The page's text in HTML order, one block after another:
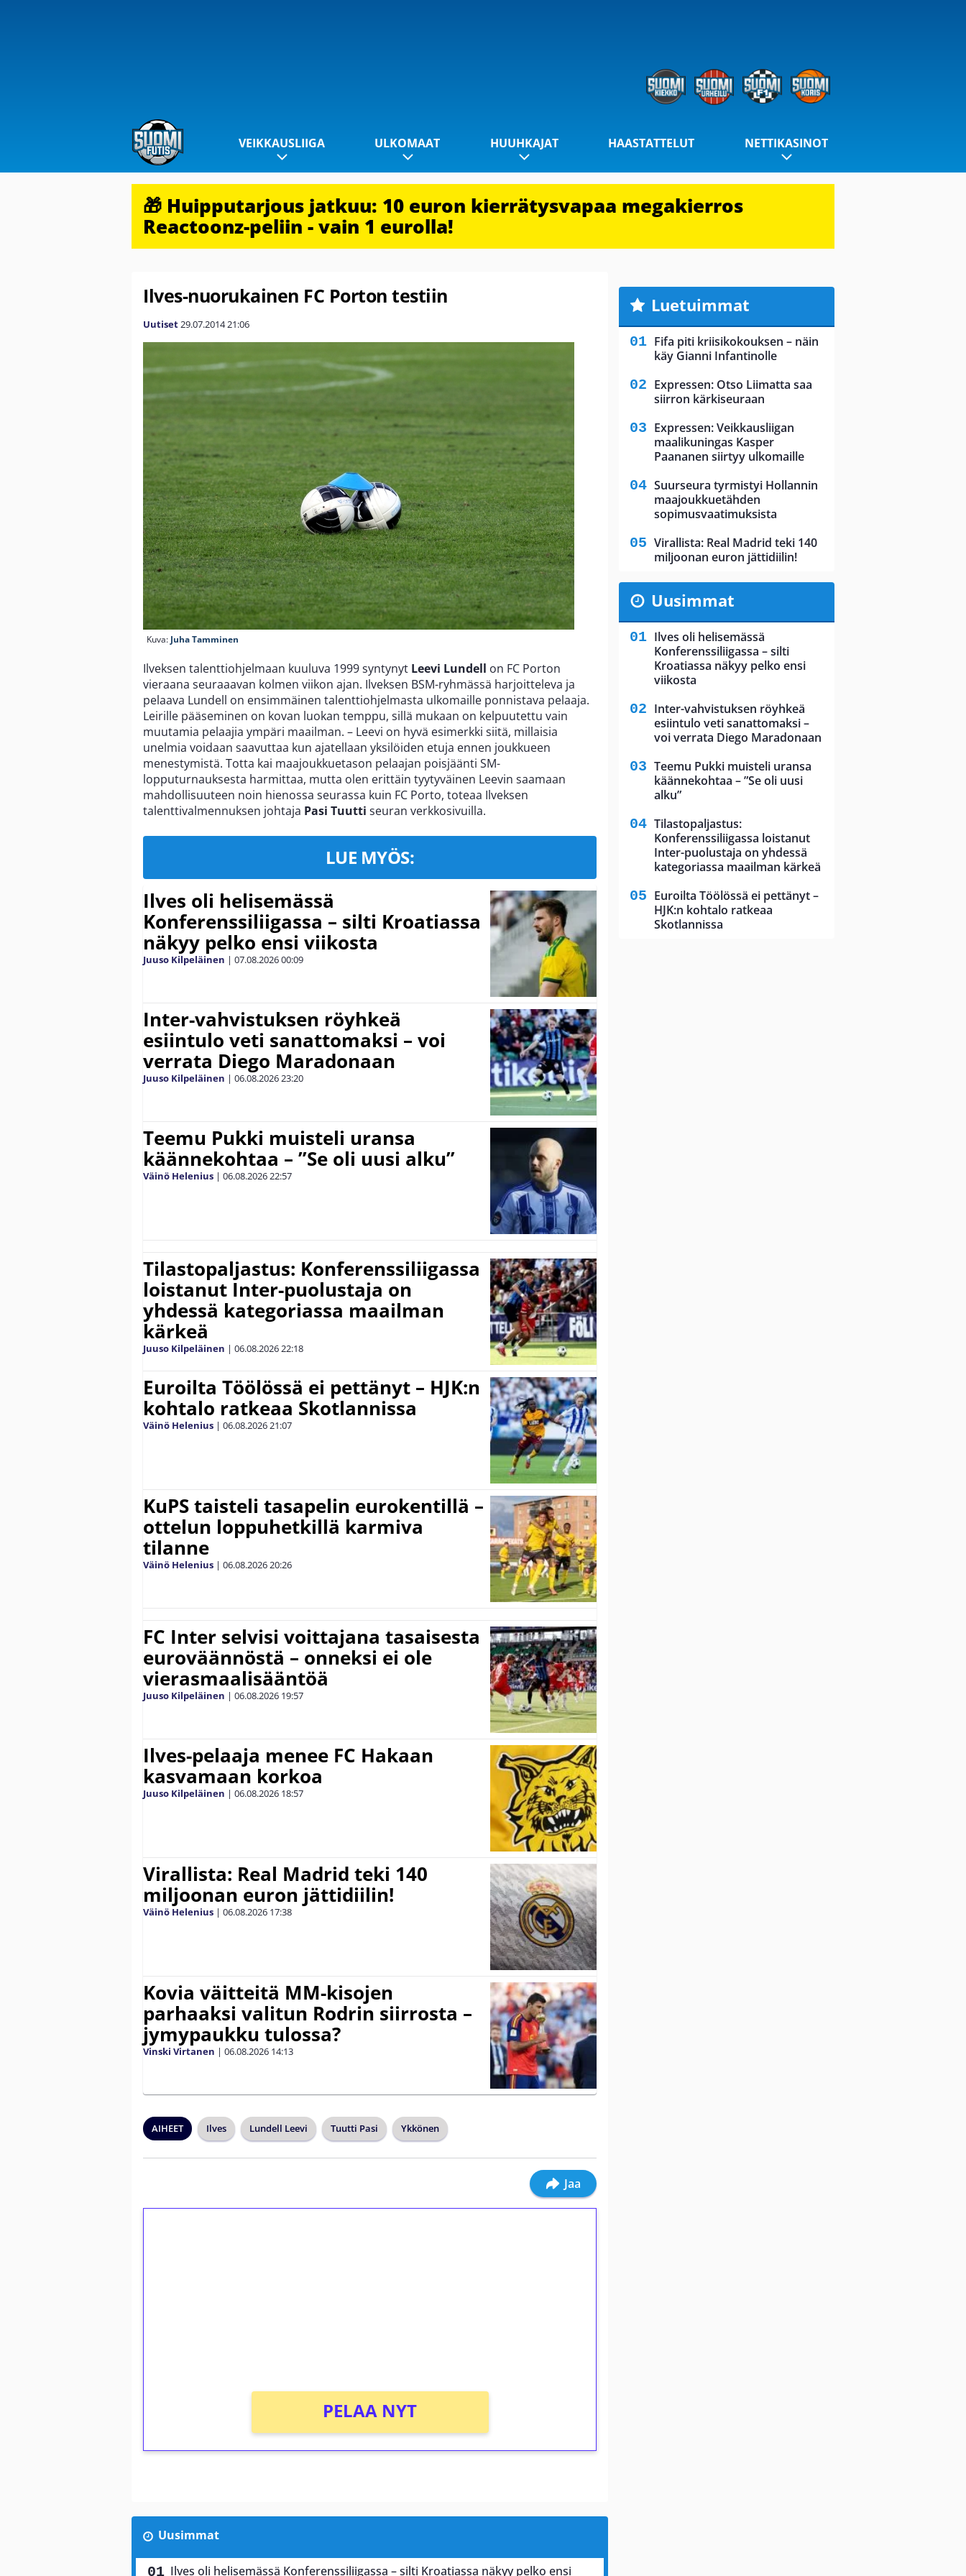
VEIKKAUSLIIGA ULKOMAAT HUUHKAJAT HAASTATTELUT NETTIKASINOT
🎁 Huipputarjous jatkuu: 10 euron kierrätysvapaa megakierros
Reactoonz-peliin - vain 1 eurolla!
Ilves-nuorukainen FC Porton testiin
Uutiset29.07.201421:06
Kuva: Juha Tamminen
Ilveksen talenttiohjelmaan kuuluva 1999 syntynyt Leevi Lundell on FC Porton
vieraana seuraaavan kolmen viikon ajan. Ilveksen BSM-ryhmässä harjoitteleva ja
pelaava Lundell on ensimmäinen talenttiohjelmasta ulkomaille ponnistava pelaaja.
Leirille pääseminen on kovan luokan temppu, sillä mukaan on kelpuutettu vain
muutamia pelaajia ympäri maailman. – Leevi on hyvä esimerkki siitä, millaisia
unelmia voidaan saavuttaa kun ajatellaan yksilöiden etuja ennen joukkueen
menestymistä. Totta kai maajoukkuetason pelaajan poisjäänti SM-
lopputurnauksesta harmittaa, mutta olen erittäin tyytyväinen Leevin saamaan
mahdollisuuteen noin hienossa seurassa kuin FC Porto, toteaa Ilveksen
talenttivalmennuksen johtaja Pasi Tuutti seuran verkkosivuilla.
LUE MYÖS:
Ilves oli helisemässä
Konferenssiliigassa – silti Kroatiassa
näkyy pelko ensi viikosta
Juuso Kilpeläinen | 07.08.202600:09
Inter-vahvistuksen röyhkeä
esiintulo veti sanattomaksi – voi
verrata Diego Maradonaan
Juuso Kilpeläinen | 06.08.202623:20
Teemu Pukki muisteli uransa
käännekohtaa – ”Se oli uusi alku”
Väinö Helenius | 06.08.202622:57
Tilastopaljastus: Konferenssiliigassa
loistanut Inter-puolustaja on
yhdessä kategoriassa maailman
kärkeä
Juuso Kilpeläinen | 06.08.202622:18
Euroilta Töölössä ei pettänyt – HJK:n
kohtalo ratkeaa Skotlannissa
Väinö Helenius | 06.08.202621:07
KuPS taisteli tasapelin eurokentillä –
ottelun loppuhetkillä karmiva
tilanne
Väinö Helenius | 06.08.202620:26
FC Inter selvisi voittajana tasaisesta
euroväännöstä – onneksi ei ole
vierasmaalisääntöä
Juuso Kilpeläinen | 06.08.2026 19:57
Ilves-pelaaja menee FC Hakaan
kasvamaan korkoa
Juuso Kilpeläinen | 06.08.2026 18:57
Virallista: Real Madrid teki 140
miljoonan euron jättidiilin!
Väinö Helenius | 06.08.2026 17:38
Kovia väitteitä MM-kisojen
parhaaksi valitun Rodrin siirrosta –
jymypaukku tulossa?
Vinski Virtanen | 06.08.2026 14:13
AIHEET Ilves Lundell Leevi Tuutti Pasi Ykkönen
Jaa
PELAA NYT
Uusimmat
Ilves oli helisemässä Konferenssiliigassa – silti Kroatiassa näkyy pelko ensi
Luetuimmat
Fifa piti kriisikokouksen – näin
käy Gianni Infantinolle
Expressen: Otso Liimatta saa
siirron kärkiseuraan
Expressen: Veikkausliigan
maalikuningas Kasper
Paananen siirtyy ulkomaille
Suurseura tyrmistyi Hollannin
maajoukkuetähden
sopimusvaatimuksista
Virallista: Real Madrid teki 140
miljoonan euron jättidiilin!
Uusimmat
Ilves oli helisemässä
Konferenssiliigassa – silti
Kroatiassa näkyy pelko ensi
viikosta
Inter-vahvistuksen röyhkeä
esiintulo veti sanattomaksi –
voi verrata Diego Maradonaan
Teemu Pukki muisteli uransa
käännekohtaa – ”Se oli uusi
alku”
Tilastopaljastus:
Konferenssiliigassa loistanut
Inter-puolustaja on yhdessä
kategoriassa maailman kärkeä
Euroilta Töölössä ei pettänyt –
HJK:n kohtalo ratkeaa
Skotlannissa